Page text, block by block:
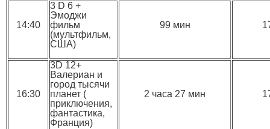
14:40
3 D 6 +
Эмоджи
фильм
(мультфильм,
США)
99 мин
16:30
3D 12+
Валериан и
город тысячи
планет (
приключения,
фантастика,
Франция)
2 часа 27 мин